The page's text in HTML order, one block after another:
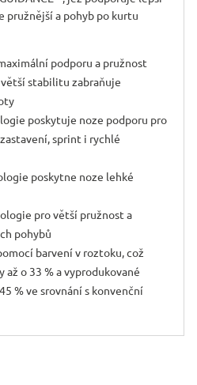
pružnější a pohyb po kurtu
podporu a pružnost
stabilitu zabraňuje
poskytuje noze podporu pro
sprint i rychlé
poskytne noze lehké
pro větší pružnost a
po­hybů
barvení v roztoku, což
o 33 % a vyprodukované
% ve srovnání s konvenční